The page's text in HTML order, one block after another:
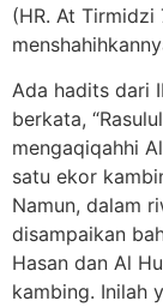
(HR. At
Ada hadits dari
berkata,
mengaqiqahhi
satu ekor
Namun, dalam
disampaikan
Hasan dan Al
kambing. Inilah